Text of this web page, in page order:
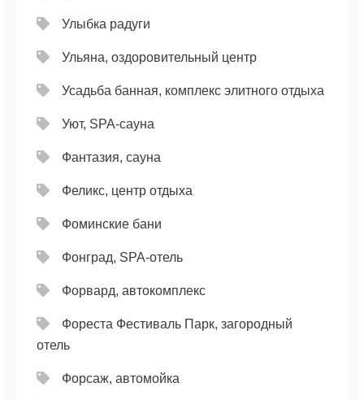
Улыбка радуги
Ульяна, оздоровительный центр
Усадьба банная, комплекс элитного отдыха
Уют, SPA-сауна
Фантазия, сауна
Феликс, центр отдыха
Фоминские бани
Фонград, SPA-отель
Форвард, автокомплекс
Фореста Фестиваль Парк, загородный
отель
Форсаж, автомойка